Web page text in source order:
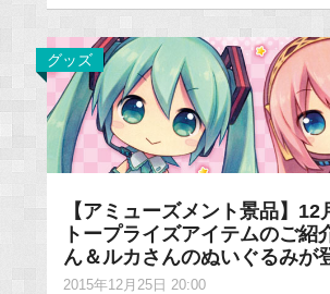
グッズ
【アミューズメント景品】12
トープライズアイテムのご紹
ん＆ルカさんのぬいぐるみが
2015年12月25日 20:00